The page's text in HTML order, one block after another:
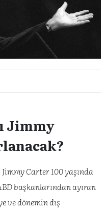
Jimmy
Carter 100 yaşında
başkanlarından ayıran
ve dönemin dış